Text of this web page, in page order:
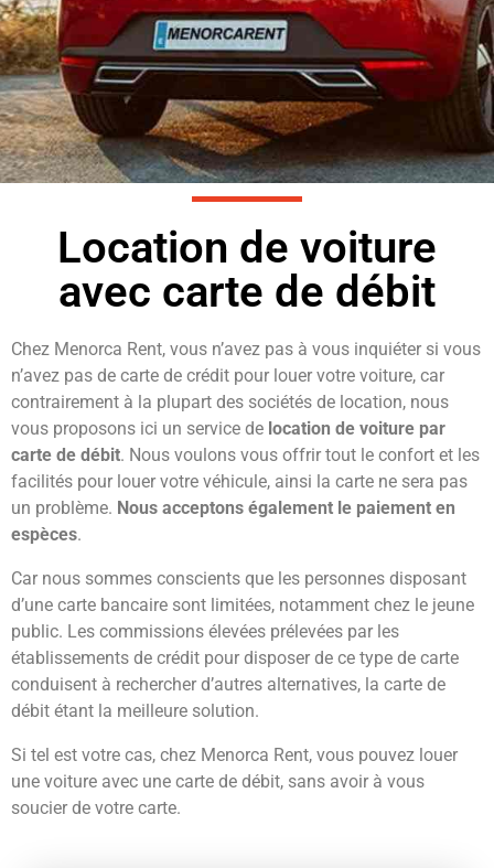
Location de voiture
avec carte de débit
Chez Menorca Rent, vous n’avez pas à vous inquiéter si vous
n’avez pas de carte de crédit pour louer votre voiture, car
contrairement à la plupart des sociétés de location, nous
vous proposons ici un service de location de voiture par
carte de débit. Nous voulons vous offrir tout le confort et les
facilités pour louer votre véhicule, ainsi la carte ne sera pas
un problème. Nous acceptons également le paiement en
espèces.
Car nous sommes conscients que les personnes disposant
d’une carte bancaire sont limitées, notamment chez le jeune
public. Les commissions élevées prélevées par les
établissements de crédit pour disposer de ce type de carte
conduisent à rechercher d’autres alternatives, la carte de
débit étant la meilleure solution.
Si tel est votre cas, chez Menorca Rent, vous pouvez louer
une voiture avec une carte de débit, sans avoir à vous
soucier de votre carte.